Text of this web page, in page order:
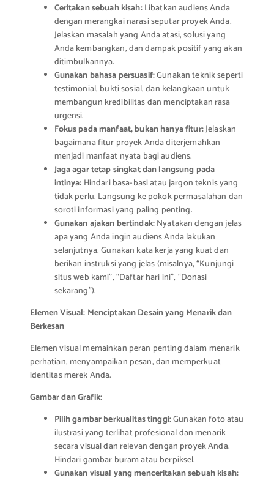
Ceritakan sebuah kisah:Libatkan audiens Anda
dengan merangkai narasi seputar proyek Anda.
Jelaskan masalah yang Anda atasi, solusi yang
Anda kembangkan, dan dampak positif yang akan
ditimbulkannya.
Gunakan bahasa persuasif:Gunakan teknik seperti
testimonial, bukti sosial, dan kelangkaan untuk
membangun kredibilitas dan menciptakan rasa
urgensi.
Fokus pada manfaat, bukan hanya fitur:Jelaskan
bagaimana fitur proyek Anda diterjemahkan
menjadi manfaat nyata bagi audiens.
Jaga agar tetap singkat dan langsung pada
intinya: Hindari basa-basi atau jargon teknis yang
tidak perlu. Langsung ke pokok permasalahan dan
soroti informasi yang paling penting.
Gunakan ajakan bertindak:Nyatakan dengan jelas
apa yang Anda ingin audiens Anda lakukan
selanjutnya. Gunakan kata kerja yang kuat dan
berikan instruksi yang jelas (misalnya, “Kunjungi
situs web kami”, “Daftar hari ini”, “Donasi
sekarang”).
Elemen Visual: Menciptakan Desain yang Menarik dan
Berkesan
Elemen visual memainkan peran penting dalam menarik
perhatian, menyampaikan pesan, dan memperkuat
identitas merek Anda.
Gambar dan Grafik:
Pilih gambar berkualitas tinggi:Gunakan foto atau
ilustrasi yang terlihat profesional dan menarik
secara visual dan relevan dengan proyek Anda.
Hindari gambar buram atau berpiksel.
Gunakan visual yang menceritakan sebuah kisah: